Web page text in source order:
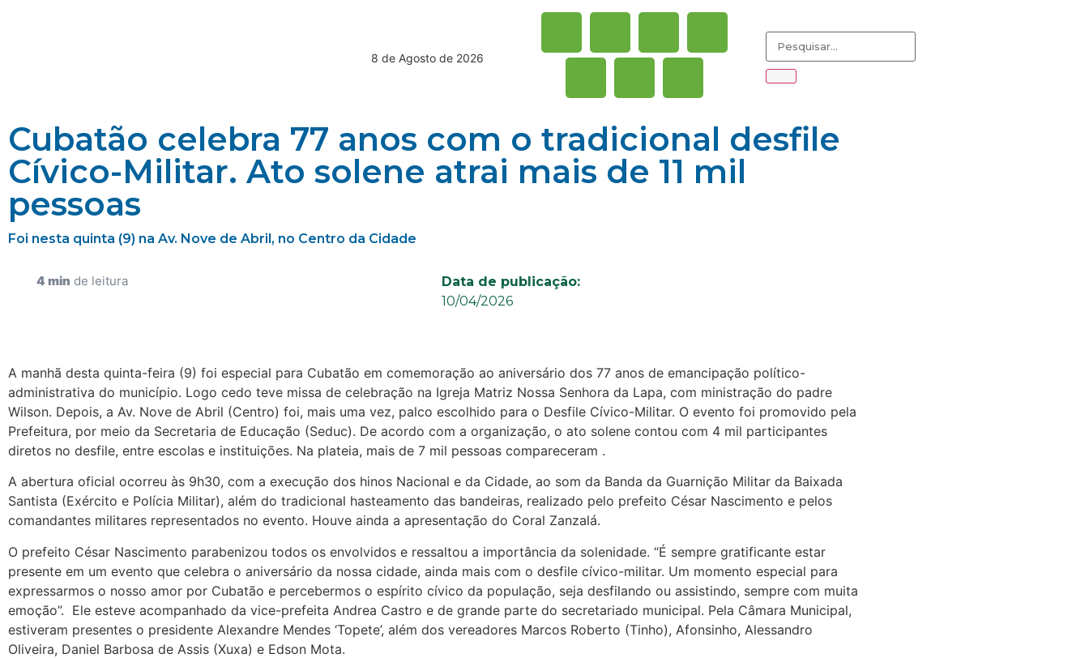
8 de Agosto de 2026
Cubatão celebra 77 anos com o tradicional desfile
Cívico-Militar. Ato solene atrai mais de 11 mil
pessoas
Foi nesta quinta (9) na Av. Nove de Abril, no Centro da Cidade
4 min de leitura
Data de publicação:
10/04/2026
A manhã desta quinta-feira (9) foi especial para Cubatão em comemoração ao aniversário dos 77 anos de emancipação político-
administrativa do município. Logo cedo teve missa de celebração na Igreja Matriz Nossa Senhora da Lapa, com ministração do padre
Wilson. Depois, a Av. Nove de Abril (Centro) foi, mais uma vez, palco escolhido para o Desfile Cívico-Militar. O evento foi promovido pela
Prefeitura, por meio da Secretaria de Educação (Seduc). De acordo com a organização, o ato solene contou com 4 mil participantes
diretos no desfile, entre escolas e instituições. Na plateia, mais de 7 mil pessoas compareceram .
A abertura oficial ocorreu às 9h30, com a execução dos hinos Nacional e da Cidade, ao som da Banda da Guarnição Militar da Baixada
Santista (Exército e Polícia Militar), além do tradicional hasteamento das bandeiras, realizado pelo prefeito César Nascimento e pelos
comandantes militares representados no evento. Houve ainda a apresentação do Coral Zanzalá.
O prefeito César Nascimento parabenizou todos os envolvidos e ressaltou a importância da solenidade. “É sempre gratificante estar
presente em um evento que celebra o aniversário da nossa cidade, ainda mais com o desfile cívico-militar. Um momento especial para
expressarmos o nosso amor por Cubatão e percebermos o espírito cívico da população, seja desfilando ou assistindo, sempre com muita
emoção”. Ele esteve acompanhado da vice-prefeita Andrea Castro e de grande parte do secretariado municipal. Pela Câmara Municipal,
estiveram presentes o presidente Alexandre Mendes ‘Topete’, além dos vereadores Marcos Roberto (Tinho), Afonsinho, Alessandro
Oliveira, Daniel Barbosa de Assis (Xuxa) e Edson Mota.